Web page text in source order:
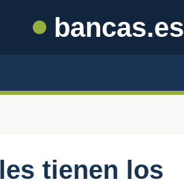
bancas.es
tienen los